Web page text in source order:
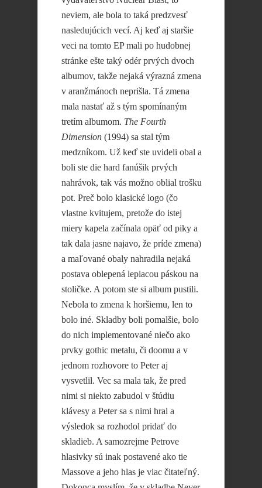
neviem, ale bola to taká predzvesť
nasledujúcich vecí. Aj keď aj staršie
veci na tomto EP mali po hudobnej
stránke ešte taký odér prvých dvoch
albumov, takže nejaká výrazná zmena
v aranžmánoch neprišla. Tá zmena
mala nastať až s tým spomínaným
tretím albumom. The Fourth
Dimension (1994) sa stal tým
medzníkom. Už keď ste uvideli obal a
boli ste die hard fanúšik prvých
nahrávok, tak vás možno oblial trošku
pot. Preč bolo klasické logo (čo
vlastne kvitujem, pretože do istej
miery kapela začínala opäť od piky a
tak dala jasne najavo, že príde zmena)
a maľované obaly nahradila nejaká
postava oblepená lepiacou páskou na
stoličke. A potom ste si album pustili.
Nebola to zmena k horšiemu, len to
bolo iné. Skladby boli pomalšie, bolo
do nich implementované niečo ako
prvky gothic metalu, či doomu a v
jednom rozhovore to Peter aj
vysvetlil. Vec sa mala tak, že pred
nimi si niekto zabudol v štúdiu
klávesy a Peter sa s nimi hral a
výsledok sa rozhodol pridať do
skladieb. A samozrejme Petrove
hlasivky sú inak postavené ako tie
Massove a jeho hlas je viac čitateľný.